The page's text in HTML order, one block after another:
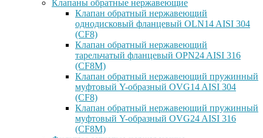
Клапаны обратные нержавеющие
Клапан обратный нержавеющий
однодисковый фланцевый OLN14 AISI 304
(CF8)
Клапан обратный нержавеющий
тарельчатый фланцевый OPN24 AISI 316
(CF8M)
Клапан обратный нержавеющий пружинный
муфтовый Y-образный OVG14 AISI 304
(CF8)
Клапан обратный нержавеющий пружинный
муфтовый Y-образный OVG24 AISI 316
(CF8М)